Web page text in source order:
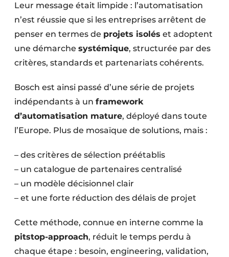
Leur message était limpide : l’automatisation
n’est réussie que si les entreprises arrêtent de
penser en termes de projets isolés et adoptent
une démarche systémique, structurée par des
critères, standards et partenariats cohérents.
Bosch est ainsi passé d’une série de projets
indépendants à un framework
d’automatisation mature, déployé dans toute
l’Europe. Plus de mosaïque de solutions, mais :
– des critères de sélection préétablis
– un catalogue de partenaires centralisé
– un modèle décisionnel clair
– et une forte réduction des délais de projet
Cette méthode, connue en interne comme la
pitstop-approach, réduit le temps perdu à
chaque étape : besoin, engineering, validation,